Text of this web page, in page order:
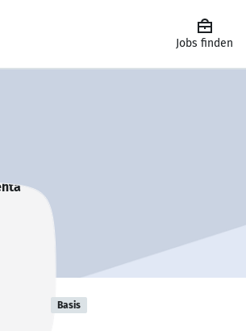
Jobs finden
Basis